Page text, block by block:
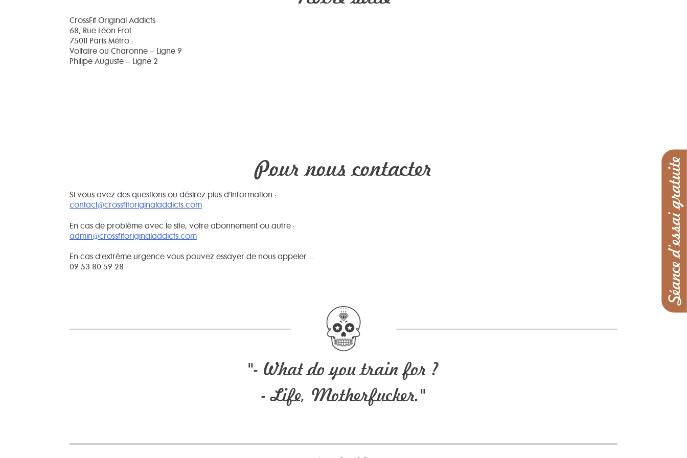
CrossFit Original Addicts
68, Rue Léon Frot
75011 Paris Métro :
Voltaire ou Charonne – Ligne 9
Philipe Auguste – Ligne 2
Pour nous contacter
Si vous avez des questions ou désirez plus d’information :
contact@crossfitoriginaladdicts.com
En cas de problème avec le site, votre abonnement ou autre :
admin@crossfitoriginaladdicts.com
En cas d’extrême urgence vous pouvez essayer de nous appeler…
09 53 80 59 28
"- What do you train for ?
- Life, Motherfucker."